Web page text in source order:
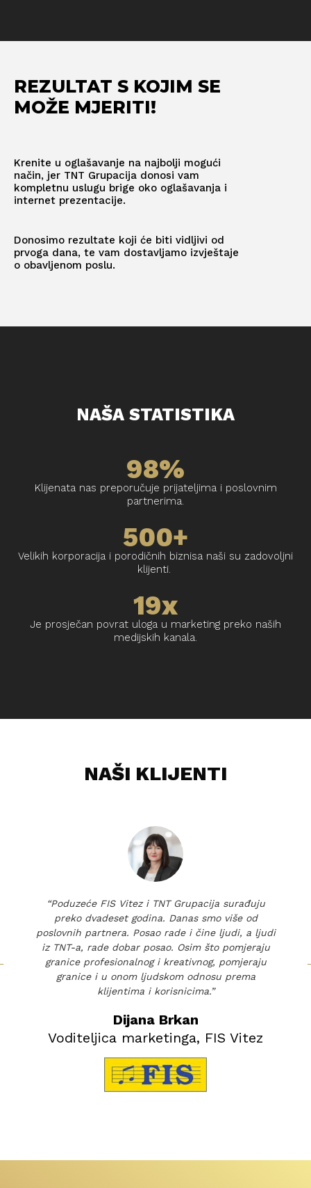
REZULTAT S KOJIM SE
MOŽE MJERITI!
Krenite u oglašavanje na najbolji mogući
način, jer TNT Grupacija donosi vam
kompletnu uslugu brige oko oglašavanja i
internet prezentacije.
Donosimo rezultate koji će biti vidljivi od
prvoga dana, te vam dostavljamo izvještaje
o obavljenom poslu.
NAŠA STATISTIKA
98%
Klijenata nas preporučuje prijateljima i poslovnim
partnerima.
500+
Velikih korporacija i porodičnih biznisa naši su zadovoljni
klijenti.
19x
Je prosječan povrat uloga u marketing preko naših
medijskih kanala.
NAŠI KLIJENTI
“Poduzeće FIS Vitez i TNT Grupacija surađuju
preko dvadeset godina. Danas smo više od
poslovnih partnera. Posao rade i čine ljudi, a ljudi
iz TNT-a, rade dobar posao. Osim što pomjeraju
granice profesionalnog i kreativnog, pomjeraju
granice i u onom ljudskom odnosu prema
klijentima i korisnicima.”
Dijana Brkan
Voditeljica marketinga, FIS Vitez